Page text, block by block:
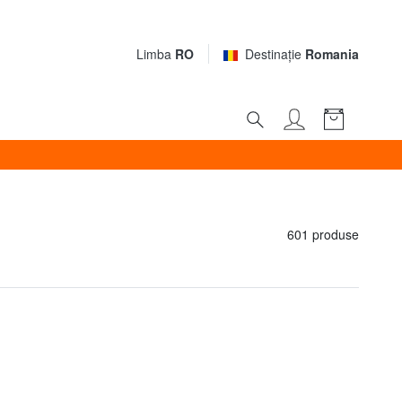
Limba RO Destinaţie Romania
601 produse